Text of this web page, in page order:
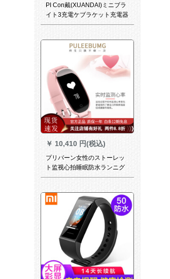
PI Con戴(XUANDAI)ミニブラ
イト3充電ケブラケット充電器
4 nfc 5小米ブライトライン感
ナル小米3手輪充電器
￥ 10,410 円(税込)
プリバーン女性のストーレッ
ト监视心拍睡眠防水ランニグ
电子腕时计ファウェル汎用ピ